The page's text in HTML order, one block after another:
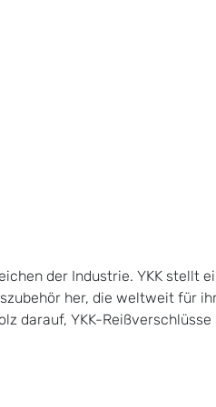
der Industrie. YKK stellt
her, die weltweit für
darauf, YKK-